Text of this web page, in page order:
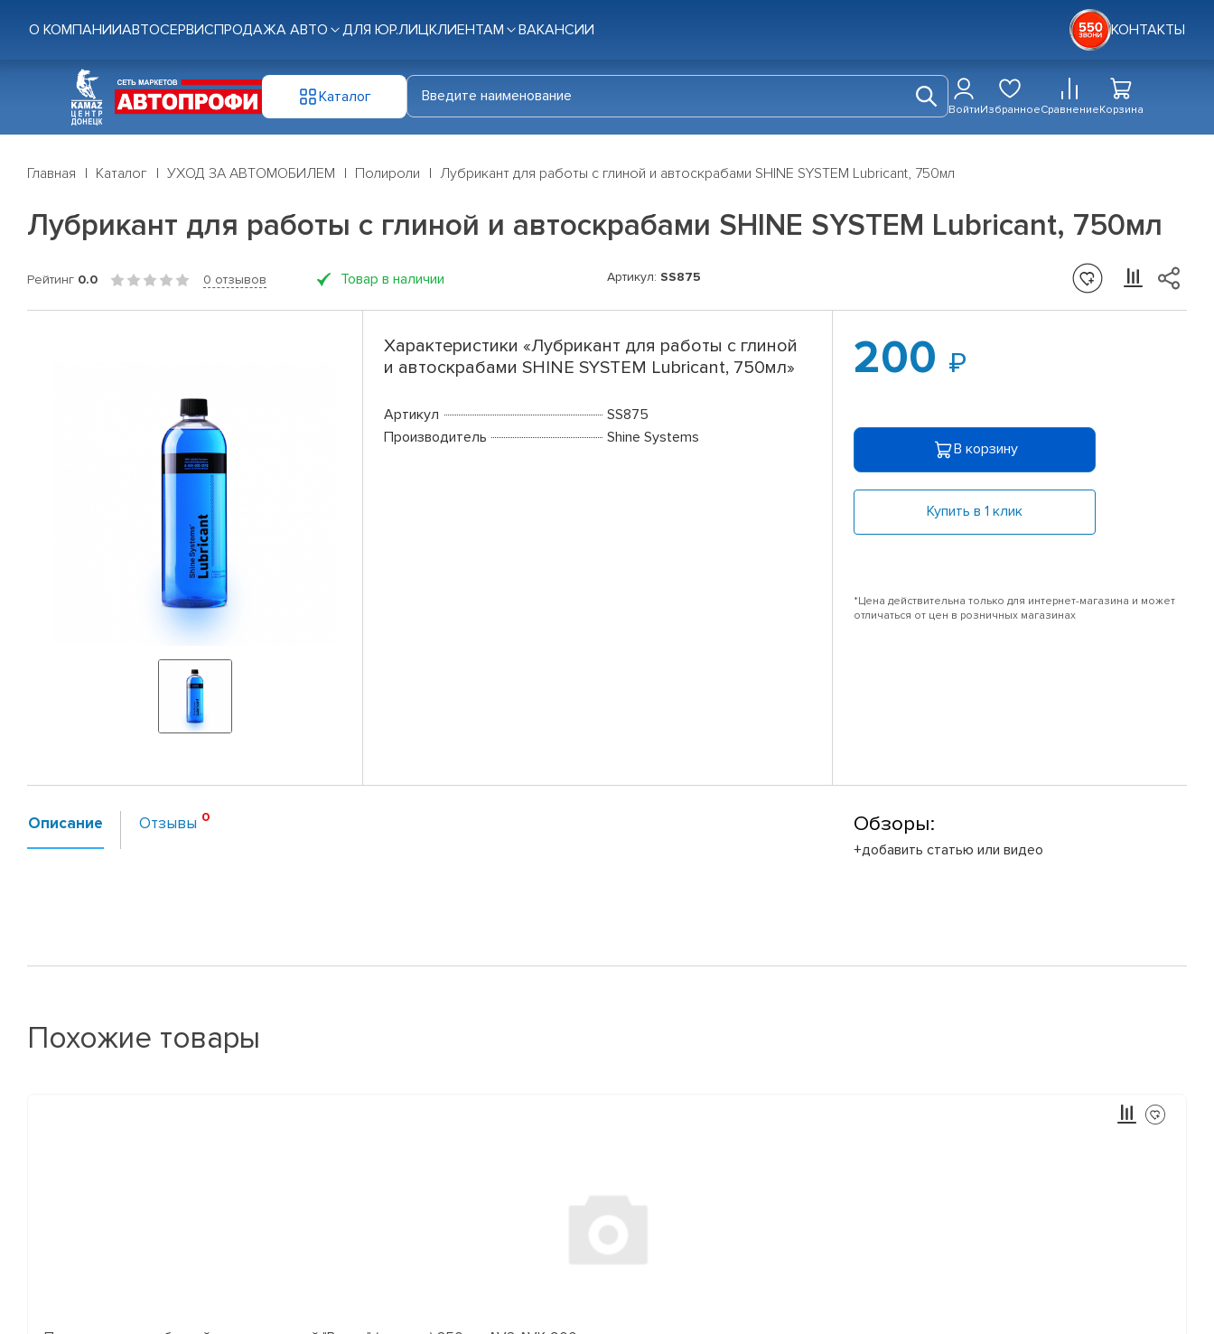
О КОМПАНИИАВТОСЕРВИСПРОДАЖА АВТО ДЛЯ ЮР.ЛИЦКЛИЕНТАМ ВАКАНСИИ КОНТАКТЫ
Каталог
ВойтиИзбранноеСравнениеКорзина
Главная Каталог УХОД ЗА АВТОМОБИЛЕМ Полироли Лубрикант для работы с глиной и автоскрабами SHINE SYSTEM Lubricant, 750мл
Лубрикант для работы с глиной и автоскрабами SHINE SYSTEM Lubricant, 750мл
Рейтинг 0.0 0 отзывов Товар в наличии Артикул: SS875
Характеристики «Лубрикант для работы с глиной
и автоскрабами SHINE SYSTEM Lubricant, 750мл»
Артикул
SS875
Производитель
Shine Systems
200
В корзину
Купить в 1 клик
*Цена действительна только для интернет-магазина и может
отличаться от цен в розничных магазинах
Описание Отзывы Обзоры:
+добавить статью или видео
Похожие товары